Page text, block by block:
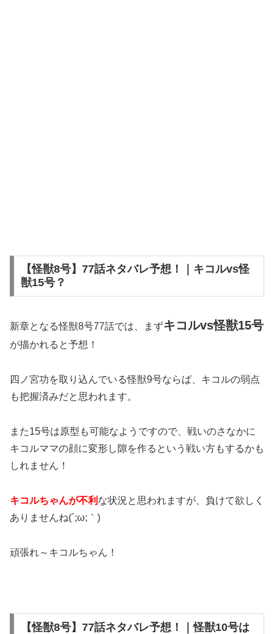
【怪獣8号】77話ネタバレ予想！｜キコルvs怪
獣15号？
新章となる怪獣8号77話では、まずキコルvs怪獣15号
が描かれると予想！
四ノ宮功を取り込んでいる怪獣9号ならば、キコルの弱点
も把握済みだと思われます。
また15号は原型も可能なようですので、戦いのさなかに
キコルママの顔に変形し隙を作るという戦い方もするかも
しれません！
キコルちゃんが不利 な状況と思われますが、負けて欲しく
ありませんね(´;ω;｀)
頑張れ～キコルちゃん！
【怪獣8号】77話ネタバレ予想！｜怪獣10号は